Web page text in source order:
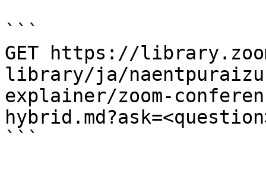
```
GET https://
library/ja/
explainer/zoom-
```